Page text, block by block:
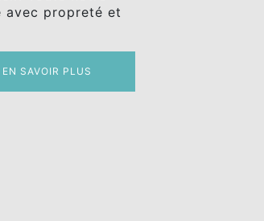
avec propreté et
EN SAVOIR PLUS